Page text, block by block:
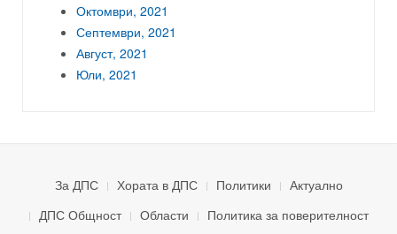
Октомври, 2021
Септември, 2021
Август, 2021
Юли, 2021
За ДПС Хората в ДПС Политики
Актуално
ДПС Общност
Области
Политика за поверителност